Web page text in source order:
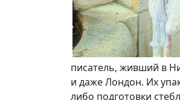
писатель, живший в
и даже Лондон. Их
либо подготовки